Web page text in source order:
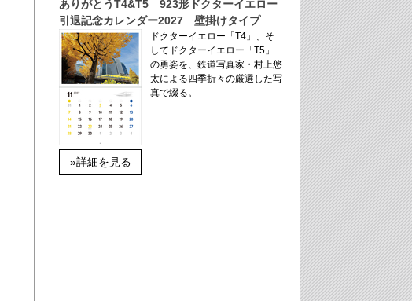
ありがとうT4&T5 923形ドクターイエロー
引退記念カレンダー2027 壁掛けタイプ
»詳細を見る
ドクターイエロー「T4」、そ
してドクターイエロー「T5」
の勇姿を、鉄道写真家・村上悠
太による四季折々の厳選した写
真で綴る。